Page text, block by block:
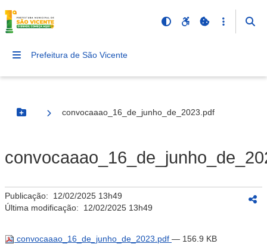
Prefeitura de São Vicente
Botão Menu
convocaaao_16_de_junho_de_2023.pdf
Publicação: 12/02/2025 13h49
Última modificação: 12/02/2025 13h49
convocaaao_16_de_junho_de_2023.pdf — 156.9 KB